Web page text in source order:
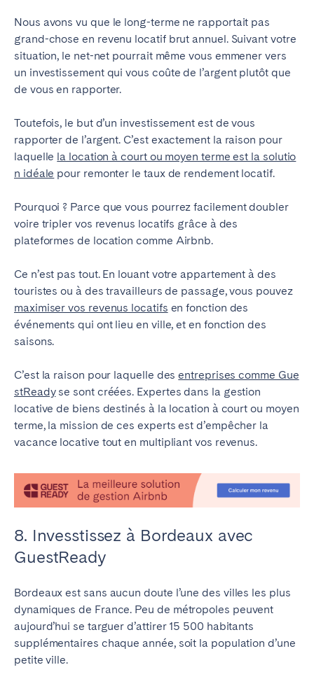
Nous avons vu que le long-terme ne rapportait pas
grand-chose en revenu locatif brut annuel. Suivant votre
situation, le net-net pourrait même vous emmener vers
un investissement qui vous coûte de l’argent plutôt que
de vous en rapporter.
Toutefois, le but d’un investissement est de vous
rapporter de l’argent. C’est exactement la raison pour
laquelle la location à court ou moyen terme est la solutio
n idéale pour remonter le taux de rendement locatif.
Pourquoi ? Parce que vous pourrez facilement doubler
voire tripler vos revenus locatifs grâce à des
plateformes de location comme Airbnb.
Ce n’est pas tout. En louant votre appartement à des
touristes ou à des travailleurs de passage, vous pouvez
maximiser vos revenus locatifs en fonction des
événements qui ont lieu en ville, et en fonction des
saisons.
C’est la raison pour laquelle desentreprises comme Gue
stReadyse sont créées. Expertes dans la gestion
locative de biens destinés à la location à court ou moyen
terme, la mission de ces experts est d’empêcher la
vacance locative tout en multipliant vos revenus.
8. Invesstissez à Bordeaux avec
GuestReady
Bordeaux est sans aucun doute l’une des villes les plus
dynamiques de France. Peu de métropoles peuvent
aujourd’hui se targuer d’attirer 15 500 habitants
supplémentaires chaque année, soit la population d’une
petite ville.